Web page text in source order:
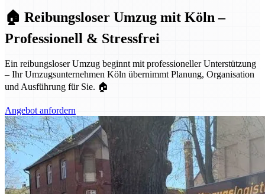
🏠 Reibungsloser Umzug mit Köln –
Professionell & Stressfrei
Ein reibungsloser Umzug beginnt mit professioneller Unterstützung
– Ihr Umzugsunternehmen Köln übernimmt Planung, Organisation
und Ausführung für Sie. 🏠
Angebot anfordern